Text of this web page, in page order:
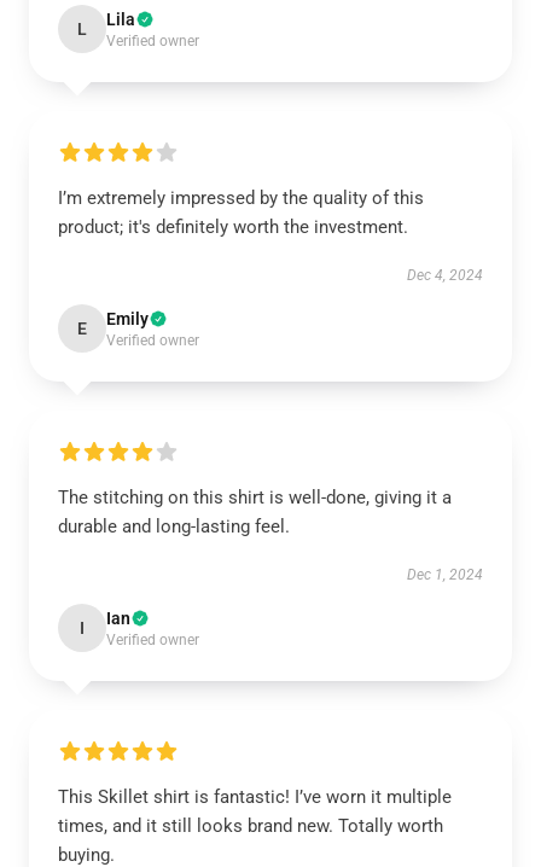
L Lila
Verified owner
I’m extremely impressed by the quality of this
product; it's definitely worth the investment.
Dec 4, 2024
E Emily
Verified owner
The stitching on this shirt is well-done, giving it a
durable and long-lasting feel.
Dec 1, 2024
I Ian
Verified owner
This Skillet shirt is fantastic! I’ve worn it multiple
times, and it still looks brand new. Totally worth
buying.